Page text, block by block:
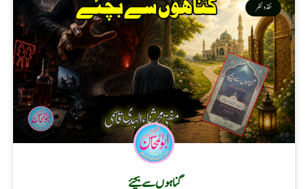
نقد ونظر
گناہوں سے بچئے